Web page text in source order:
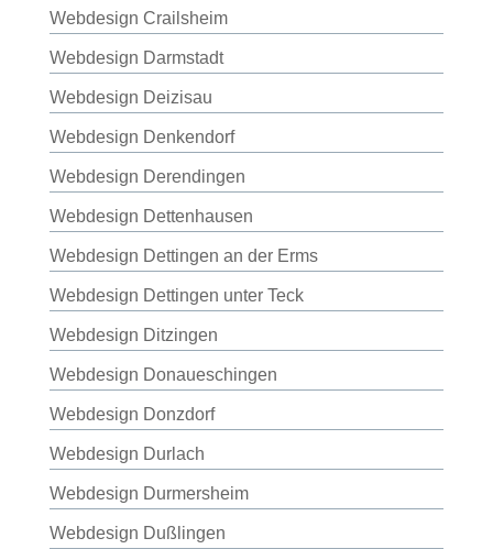
Webdesign Crailsheim
Webdesign Darmstadt
Webdesign Deizisau
Webdesign Denkendorf
Webdesign Derendingen
Webdesign Dettenhausen
Webdesign Dettingen an der Erms
Webdesign Dettingen unter Teck
Webdesign Ditzingen
Webdesign Donaueschingen
Webdesign Donzdorf
Webdesign Durlach
Webdesign Durmersheim
Webdesign Dußlingen